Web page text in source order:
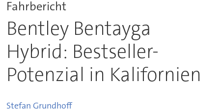
Fahrbericht
Bentley Bentayga
Hybrid: Bestseller-
Potenzial in Kalifornien
Stefan Grundhoff